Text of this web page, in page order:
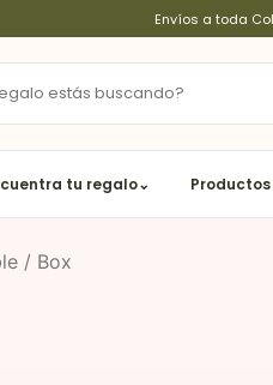
Envíos a toda
tu regalo⌄
/ Box